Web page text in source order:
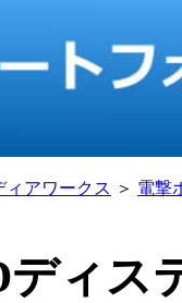
ィアワークス ＞ 電撃
ディス